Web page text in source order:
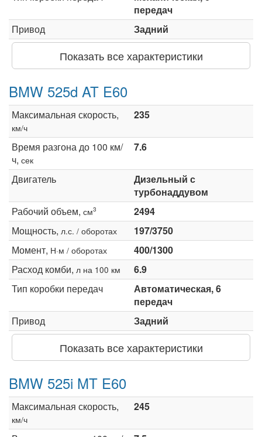
передач
Привод
Задний
Показать все характеристики
BMW 525d AT E60
Максимальная скорость,
км/ч
235
Время разгона до 100 км/
ч, сек
7.6
Двигатель
Дизельный с
турбонаддувом
Рабочий объем, см3
2494
Мощность, л.с. / оборотах
197/3750
Момент, Н·м / оборотах
400/1300
Расход комби, л на 100 км
6.9
Тип коробки передач
Автоматическая, 6
передач
Привод
Задний
Показать все характеристики
BMW 525i MT E60
Максимальная скорость,
км/ч
245